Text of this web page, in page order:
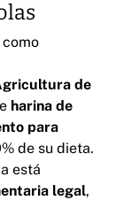
de
harina de
para
de su dieta.
está
legal,